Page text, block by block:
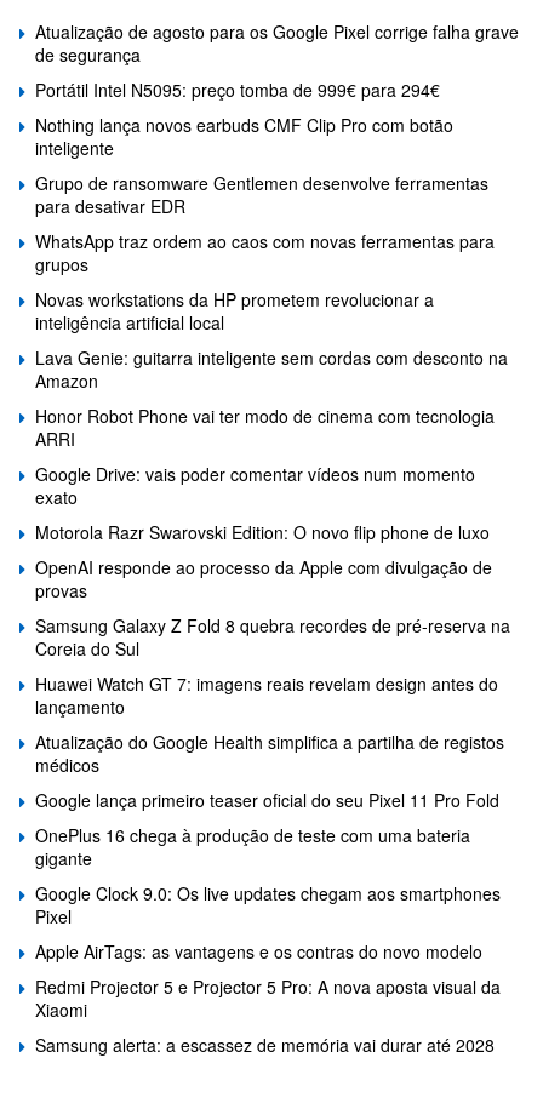
Atualização de agosto para os Google Pixel corrige falha grave
de segurança
Portátil Intel N5095: preço tomba de 999€ para 294€
Nothing lança novos earbuds CMF Clip Pro com botão
inteligente
Grupo de ransomware Gentlemen desenvolve ferramentas
para desativar EDR
WhatsApp traz ordem ao caos com novas ferramentas para
grupos
Novas workstations da HP prometem revolucionar a
inteligência artificial local
Lava Genie: guitarra inteligente sem cordas com desconto na
Amazon
Honor Robot Phone vai ter modo de cinema com tecnologia
ARRI
Google Drive: vais poder comentar vídeos num momento
exato
Motorola Razr Swarovski Edition: O novo flip phone de luxo
OpenAI responde ao processo da Apple com divulgação de
provas
Samsung Galaxy Z Fold 8 quebra recordes de pré-reserva na
Coreia do Sul
Huawei Watch GT 7: imagens reais revelam design antes do
lançamento
Atualização do Google Health simplifica a partilha de registos
médicos
Google lança primeiro teaser oficial do seu Pixel 11 Pro Fold
OnePlus 16 chega à produção de teste com uma bateria
gigante
Google Clock 9.0: Os live updates chegam aos smartphones
Pixel
Apple AirTags: as vantagens e os contras do novo modelo
Redmi Projector 5 e Projector 5 Pro: A nova aposta visual da
Xiaomi
Samsung alerta: a escassez de memória vai durar até 2028